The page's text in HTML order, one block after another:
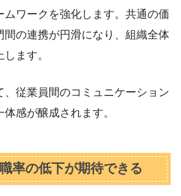
ワークを強化します。共通の価
間の連携が円滑になり、組織全体
ます。
、従業員間のコミュニケーション
感が醸成されます。
率の低下が期待できる